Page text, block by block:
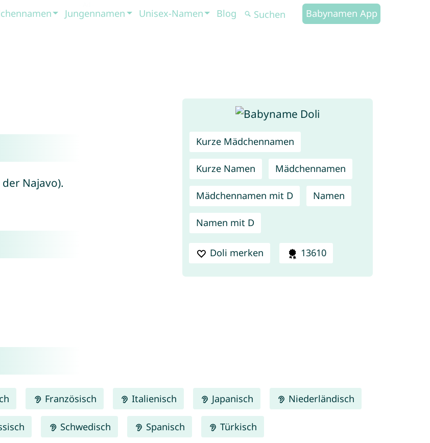
Jungennamen Unisex-Namen Blog Babynamen App
Kurze Mädchennamen
Kurze Namen Mädchennamen
Mädchennamen mit D Namen
Namen mit D
Doli merken 13610
Najavo).
Französisch Italienisch Japanisch Niederländisch
Schwedisch Spanisch Türkisch